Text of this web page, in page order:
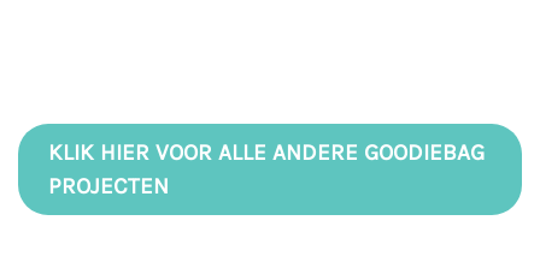
KLIK HIER VOOR ALLE ANDERE GOODIEBAG
PROJECTEN